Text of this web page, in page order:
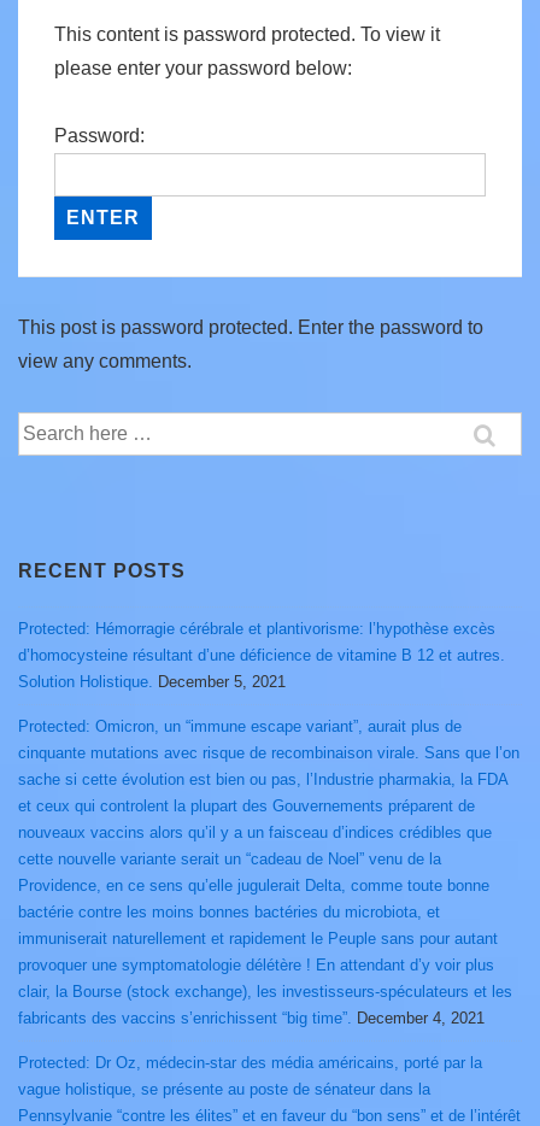
This content is password protected. To view it
please enter your password below:
Password:
This post is password protected. Enter the password to
view any comments.
Search
for:
RECENT POSTS
Protected: Hémorragie cérébrale et plantivorisme: l’hypothèse excès
d’homocysteine résultant d’une déficience de vitamine B 12 et autres.
Solution Holistique. December 5, 2021
Protected: Omicron, un “immune escape variant”, aurait plus de
cinquante mutations avec risque de recombinaison virale. Sans que l’on
sache si cette évolution est bien ou pas, l’Industrie pharmakia, la FDA
et ceux qui controlent la plupart des Gouvernements préparent de
nouveaux vaccins alors qu’il y a un faisceau d’indices crédibles que
cette nouvelle variante serait un “cadeau de Noel” venu de la
Providence, en ce sens qu’elle jugulerait Delta, comme toute bonne
bactérie contre les moins bonnes bactéries du microbiota, et
immuniserait naturellement et rapidement le Peuple sans pour autant
provoquer une symptomatologie délétère ! En attendant d’y voir plus
clair, la Bourse (stock exchange), les investisseurs-spéculateurs et les
fabricants des vaccins s’enrichissent “big time”. December 4, 2021
Protected: Dr Oz, médecin-star des média américains, porté par la
vague holistique, se présente au poste de sénateur dans la
Pennsylvanie “contre les élites” et en faveur du “bon sens” et de l’intérêt